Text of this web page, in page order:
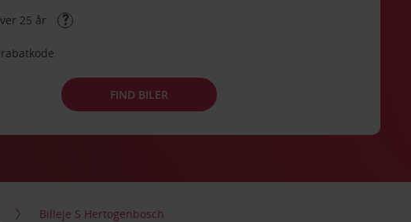
25 år
FIND BILER
Billeje S Hertogenbosch